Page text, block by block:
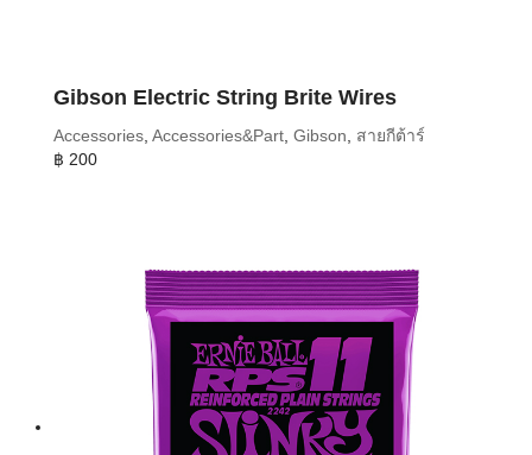
Gibson Electric String Brite Wires
Accessories, Accessories&Part, Gibson, สายกีต้าร์
฿ 200